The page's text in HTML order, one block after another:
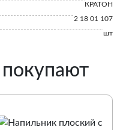
КРАТОН
2 18 01 107
шт